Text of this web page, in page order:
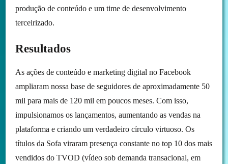
produção de conteúdo e um time de desenvolvimento
terceirizado.
Resultados
As ações de conteúdo e marketing digital no Facebook
ampliaram nossa base de seguidores de aproximadamente 50
mil para mais de 120 mil em poucos meses. Com isso,
impulsionamos os lançamentos, aumentando as vendas na
plataforma e criando um verdadeiro círculo virtuoso. Os
títulos da Sofa viraram presença constante no top 10 dos mais
vendidos do TVOD (vídeo sob demanda transacional, em